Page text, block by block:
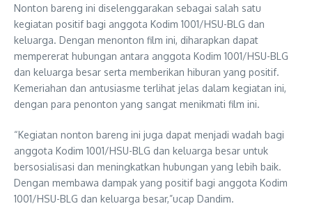
Nonton bareng ini diselenggarakan sebagai salah satu
kegiatan positif bagi anggota Kodim 1001/HSU-BLG dan
keluarga. Dengan menonton film ini, diharapkan dapat
mempererat hubungan antara anggota Kodim 1001/HSU-BLG
dan keluarga besar serta memberikan hiburan yang positif.
Kemeriahan dan antusiasme terlihat jelas dalam kegiatan ini,
dengan para penonton yang sangat menikmati film ini.
“Kegiatan nonton bareng ini juga dapat menjadi wadah bagi
anggota Kodim 1001/HSU-BLG dan keluarga besar untuk
bersosialisasi dan meningkatkan hubungan yang lebih baik.
Dengan membawa dampak yang positif bagi anggota Kodim
1001/HSU-BLG dan keluarga besar,”ucap Dandim.